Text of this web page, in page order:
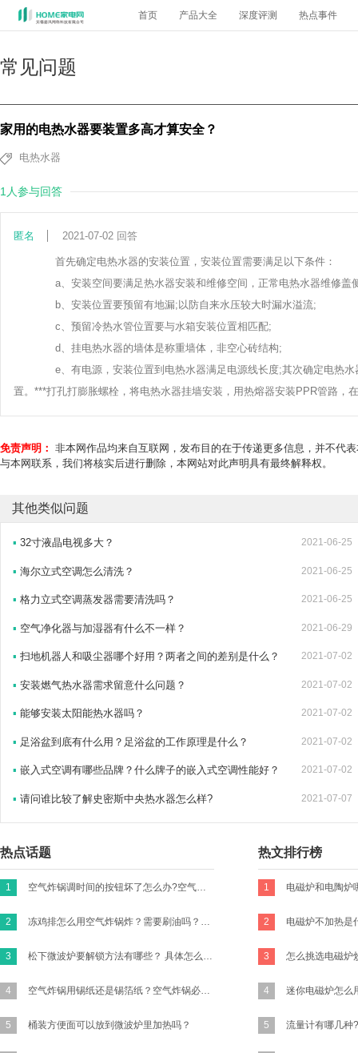
首页 产品大全 深度评测 热点事件
常见问题
家用的电热水器要装置多高才算安全？
电热水器
1人参与回答
匿名 2021-07-02 回答
首先确定电热水器的安装位置，安装位置需要满足以下条件：
a、安装空间要满足热水器安装和维修空间，正常电热水器维修盖
b、安装位置要预留有地漏;以防自来水压较大时漏水溢流;
c、预留冷热水管位置要与水箱安装位置相匹配;
d、挂电热水器的墙体是称重墙体，非空心砖结构;
e、有电源，安装位置到电热水器满足电源线长度;其次确定电热水
置。***打孔打膨胀螺栓，将电热水器挂墙安装，用热熔器安装PPR管路，
免责声明： 非本网作品均来自互联网，发布目的在于传递更多信息，并不代
与本网联系，我们将核实后进行删除，本网站对此声明具有最终解释权。
其他类似问题
▪ 32寸液晶电视多大？ 2021-06-25
▪ 海尔立式空调怎么清洗？ 2021-06-25
▪ 格力立式空调蒸发器需要清洗吗？ 2021-06-25
▪ 空气净化器与加湿器有什么不一样？ 2021-06-29
▪ 扫地机器人和吸尘器哪个好用？两者之间的差别是什么？ 2021-07-02
▪ 安装燃气热水器需求留意什么问题？ 2021-07-02
▪ 能够安装太阳能热水器吗？ 2021-07-02
▪ 足浴盆到底有什么用？足浴盆的工作原理是什么？ 2021-07-02
▪ 嵌入式空调有哪些品牌？什么牌子的嵌入式空调性能好？ 2021-07-02
▪ 请问谁比较了解史密斯中央热水器怎么样? 2021-07-07
热点话题
1 空气炸锅调时间的按钮坏了怎么办?空气炸锅的时间转扭不归零咋办？
2 冻鸡排怎么用空气炸锅炸？需要刷油吗？怎么做才好吃有味道？买新鲜的鸡胸肉的话怎么做？
3 松下微波炉要解锁方法有哪些？ 具体怎么操作？
4 空气炸锅用锡纸还是锡箔纸？空气炸锅必须要放锡纸吗?
5 桶装方便面可以放到微波炉里加热吗？
热文排行榜
1
2 电磁炉不加热是
3
4
5 流量计有哪几种